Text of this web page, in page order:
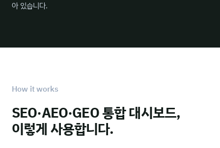
아 있습니다.
How it works
SEO·AEO·GEO 통합 대시보드,
이렇게 사용합니다.